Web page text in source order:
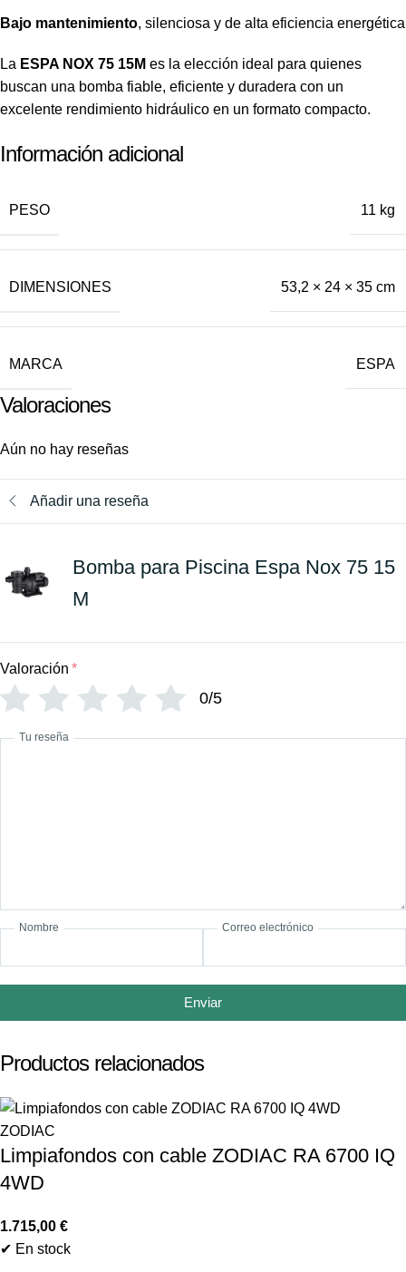
Bajo mantenimiento, silenciosa y de alta eficiencia energética
La ESPA NOX 75 15M es la elección ideal para quienes
buscan una bomba fiable, eficiente y duradera con un
excelente rendimiento hidráulico en un formato compacto.
Información adicional
PESO 11 kg
DIMENSIONES 53,2 × 24 × 35 cm
MARCA ESPA
Valoraciones
Aún no hay reseñas
Añadir una reseña
Bomba para Piscina Espa Nox 75 15
M
Valoración *
0/5
Tu reseña
Nombre Correo electrónico
Enviar
Productos relacionados
ZODIAC
Limpiafondos con cable ZODIAC RA 6700 IQ
4WD
1.715,00 €
✔ En stock